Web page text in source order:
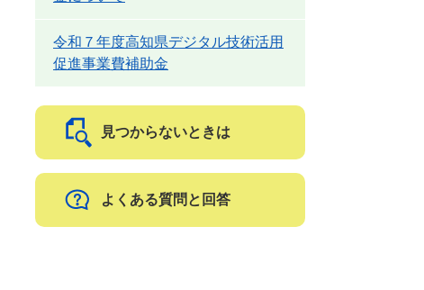
令和７年度高知県デジタル技術活用
促進事業費補助金
見つからないときは
よくある質問と回答